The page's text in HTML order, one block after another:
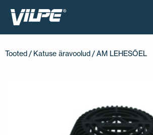
Tooted / Katuse äravoolud / AM LEHESÕEL